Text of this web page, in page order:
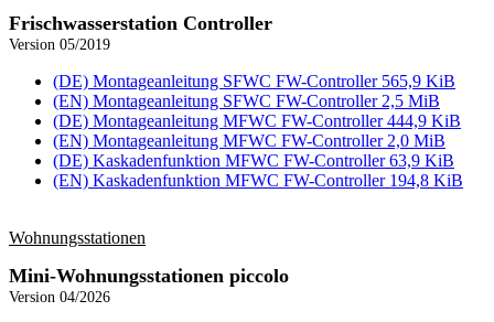
Frischwasser­station Controller
Version 05/2019
(DE) Montageanleitung SFWC FW-Controller 565,9 KiB
(EN) Montageanleitung SFWC FW-Controller 2,5 MiB
(DE) Montageanleitung MFWC FW-Controller 444,9 KiB
(EN) Montageanleitung MFWC FW-Controller 2,0 MiB
(DE) Kaskadenfunktion MFWC FW-Controller 63,9 KiB
(EN) Kaskadenfunktion MFWC FW-Controller 194,8 KiB
Wohnungs­stationen
Mini-Wohnungs­stationen piccolo
Version 04/2026